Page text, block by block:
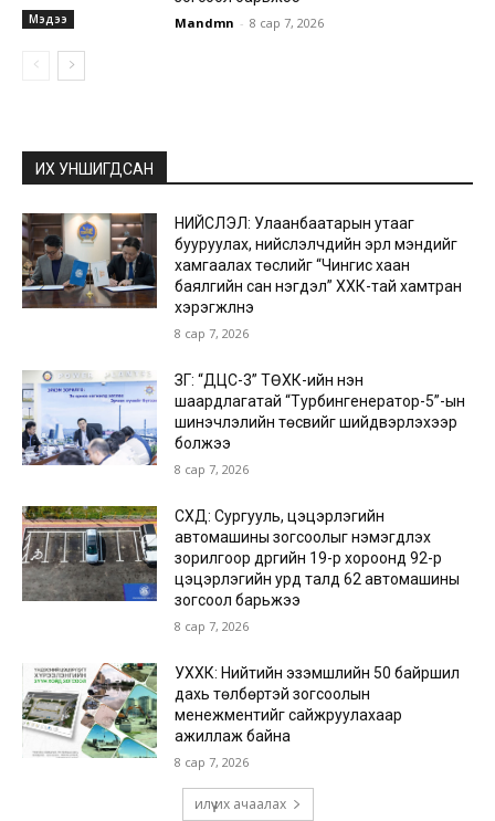
Мэдээ Mandmn - 8 сар 7, 2026
ИХ УНШИГДСАН
НИЙСЛЭЛ: Улаанбаатарын утааг
бууруулах, нийслэлчүүдийн эрүүл мэндийг
хамгаалах төслийг “Чингис хаан
баялгийн сан нэгдэл” ХХК-тай хамтран
хэрэгжүүлнэ
8 сар 7, 2026
ЗГ: “ДЦС-3” ТӨХК-ийн нэн
шаардлагатай “Турбингенератор-5”-ын
шинэчлэлийн төсвийг шийдвэрлэхээр
болжээ
8 сар 7, 2026
СХД: Сургууль, цэцэрлэгийн
автомашины зогсоолыг нэмэгдүүлэх
зорилгоор дүүргийн 19-р хороонд 92-р
цэцэрлэгийн урд талд 62 автомашины
зогсоол барьжээ
8 сар 7, 2026
УХХК: Нийтийн эзэмшлийн 50 байршил
дахь төлбөртэй зогсоолын
менежментийг сайжруулахаар
ажиллаж байна
8 сар 7, 2026
илүү их ачаалах